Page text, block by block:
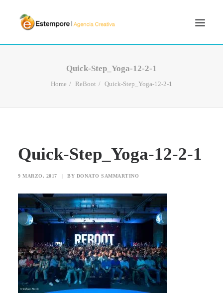
SEARCH
Quick-Step_Yoga-12-2-1
Home ReBoot Quick-Step_Yoga-12-2-1
Quick-Step_Yoga-12-2-1
9 MARZO, 2017 | BY DONATO SAMMARTINO